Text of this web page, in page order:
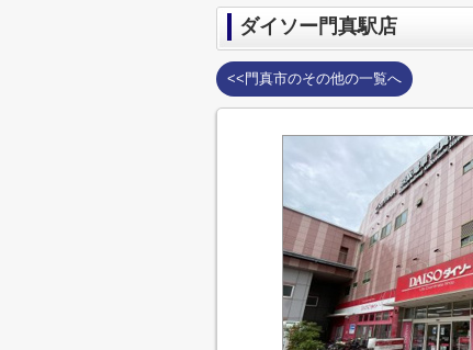
ダイソー門真駅店
<<門真市のその他の一覧へ